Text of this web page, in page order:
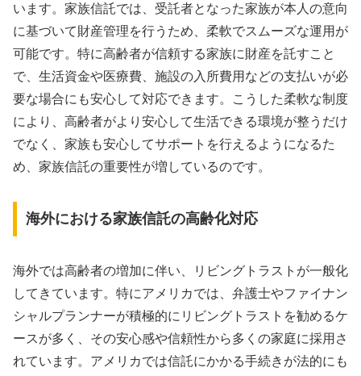
います。家族信託では、受託者となった家族が本人の意向
に基づいて財産管理を行うため、柔軟でスムーズな運用が
可能です。特に高齢者が信頼する家族に財産を託すこと
で、生活資金や医療費、施設の入所費用などの支払いが必
要な場合にも安心して対応できます。こうした柔軟な制度
により、高齢者がより安心して生活できる環境が整うだけ
でなく、家族も安心してサポートを行えるようになるた
め、家族信託の重要性が増しているのです。
海外における家族信託の高齢化対応
海外では高齢者の増加に伴い、リビングトラストが一般化
してきています。特にアメリカでは、弁護士やファイナン
シャルプランナーが積極的にリビングトラストを勧めるケ
ースが多く、その安心感や信頼性から多くの家庭に採用さ
れています。アメリカでは信託にかかる手続きが法的にも